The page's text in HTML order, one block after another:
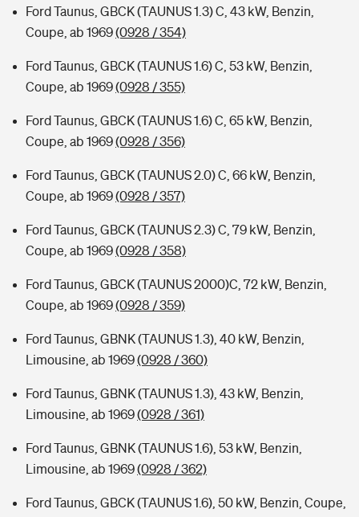
Ford Taunus, GBCK (TAUNUS 1.3) C, 43 kW, Benzin,
Coupe, ab 1969(0928 / 354)
Ford Taunus, GBCK (TAUNUS 1.6) C, 53 kW, Benzin,
Coupe, ab 1969(0928 / 355)
Ford Taunus, GBCK (TAUNUS 1.6) C, 65 kW, Benzin,
Coupe, ab 1969(0928 / 356)
Ford Taunus, GBCK (TAUNUS 2.0) C, 66 kW, Benzin,
Coupe, ab 1969(0928 / 357)
Ford Taunus, GBCK (TAUNUS 2.3) C, 79 kW, Benzin,
Coupe, ab 1969(0928 / 358)
Ford Taunus, GBCK (TAUNUS 2000)C, 72 kW, Benzin,
Coupe, ab 1969(0928 / 359)
Ford Taunus, GBNK (TAUNUS 1.3), 40 kW, Benzin,
Limousine, ab 1969(0928 / 360)
Ford Taunus, GBNK (TAUNUS 1.3), 43 kW, Benzin,
Limousine, ab 1969(0928 / 361)
Ford Taunus, GBNK (TAUNUS 1.6), 53 kW, Benzin,
Limousine, ab 1969(0928 / 362)
Ford Taunus, GBCK (TAUNUS 1.6), 50 kW, Benzin, Coupe,